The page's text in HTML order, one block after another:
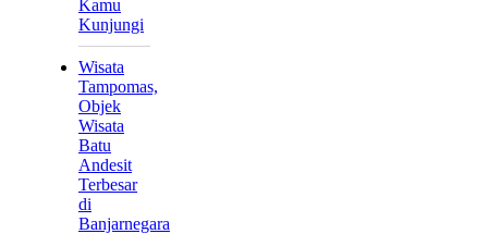
Kamu
Kunjungi
Wisata
Tampomas,
Objek
Wisata
Batu
Andesit
Terbesar
di
Banjarnegara